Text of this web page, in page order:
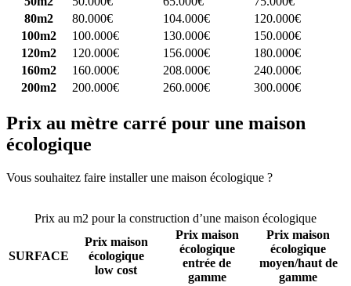
80m2
80.000€ 104.000€
120.000€
100m2
100.000€ 130.000€
150.000€
120m2
120.000€ 156.000€
180.000€
160m2
160.000€ 208.000€
240.000€
200m2
200.000€ 260.000€ 300.000€
Prix au mètre carré pour une maison
écologique
Vous souhaitez faire installer une maison écologique ?
Prix au m2 pour la construction d’une maison écologique
SURFACE
Prix maison
écologique
low cost
Prix maison
écologique
entrée de
gamme
Prix maison
écologique
moyen/haut de
gamme